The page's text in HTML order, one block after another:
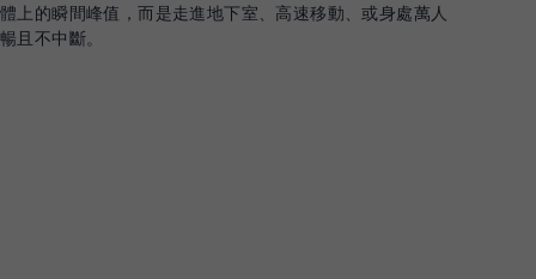
上的瞬間峰值，而是走進地下室、高速移動、或身處萬人
且不中斷。